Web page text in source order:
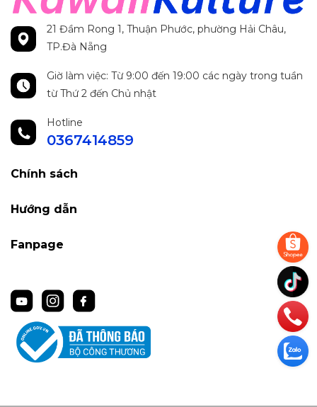
21 Đầm Rong 1, Thuận Phước, phường Hải Châu,
TP.Đà Nẵng
Giờ làm việc: Từ 9:00 đến 19:00 các ngày trong tuần
từ Thứ 2 đến Chủ nhật
Hotline
0367414859
Chính sách
Hướng dẫn
Fanpage